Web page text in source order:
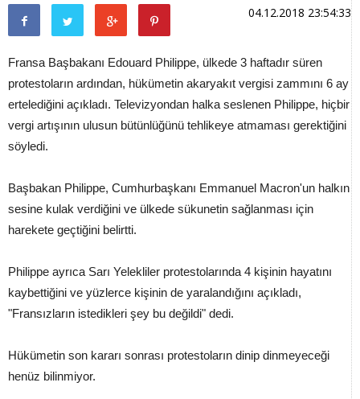
04.12.2018 23:54:33
Fransa Başbakanı Edouard Philippe, ülkede 3 haftadır süren
protestoların ardından, hükümetin akaryakıt vergisi zammını 6 ay
ertelediğini açıkladı. Televizyondan halka seslenen Philippe, hiçbir
vergi artışının ulusun bütünlüğünü tehlikeye atmaması gerektiğini
söyledi.
Başbakan Philippe, Cumhurbaşkanı Emmanuel Macron'un halkın
sesine kulak verdiğini ve ülkede sükunetin sağlanması için
harekete geçtiğini belirtti.
Philippe ayrıca Sarı Yelekliler protestolarında 4 kişinin hayatını
kaybettiğini ve yüzlerce kişinin de yaralandığını açıkladı,
"Fransızların istedikleri şey bu değildi" dedi.
Hükümetin son kararı sonrası protestoların dinip dinmeyeceği
henüz bilinmiyor.